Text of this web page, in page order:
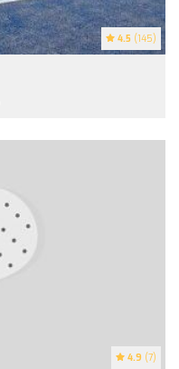
4.5 (145)
4.9 (7)